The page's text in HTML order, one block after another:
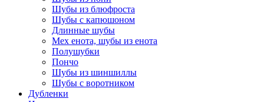
Шубы из блюфроста
Шубы с капюшоном
Длинные шубы
Мех енота, шубы из енота
Полушубки
Пончо
Шубы из шиншиллы
Шубы с воротником
Дубленки